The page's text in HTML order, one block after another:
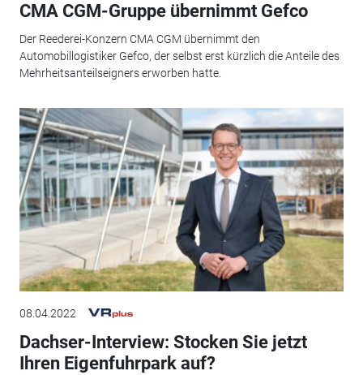
CMA CGM-Gruppe übernimmt Gefco
Der Reederei-Konzern CMA CGM übernimmt den
Automobillogistiker Gefco, der selbst erst kürzlich die Anteile des
Mehrheitsanteilseigners erworben hatte.
08.04.2022
Dachser-Interview: Stocken Sie jetzt
Ihren Eigenfuhrpark auf?